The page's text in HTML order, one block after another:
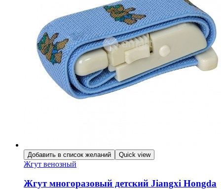
Добавить в список желаний Quick view
Жгут венозный
Жгут многоразовый детский Jiangxi Hongda